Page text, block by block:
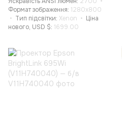
Формат зображення 1280x800
Тип підсвітки Xenon
Ціна
нового, USD $ 1699.00